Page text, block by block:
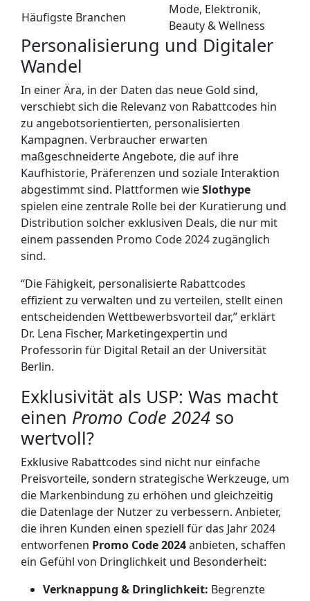
Häufigste Branchen
Mode, Elektronik,
Beauty & Wellness
Personalisierung und Digitaler
Wandel
In einer Ära, in der Daten das neue Gold sind,
verschiebt sich die Relevanz von Rabattcodes hin
zu angebotsorientierten, personalisierten
Kampagnen. Verbraucher erwarten
maßgeschneiderte Angebote, die auf ihre
Kaufhistorie, Präferenzen und soziale Interaktion
abgestimmt sind. Plattformen wieSlothype
spielen eine zentrale Rolle bei der Kuratierung und
Distribution solcher exklusiven Deals, die nur mit
einem passenden Promo Code 2024 zugänglich
sind.
“Die Fähigkeit, personalisierte Rabattcodes
effizient zu verwalten und zu verteilen, stellt einen
entscheidenden Wettbewerbsvorteil dar,” erklärt
Dr. Lena Fischer, Marketingexpertin und
Professorin für Digital Retail an der Universität
Berlin.
Exklusivität als USP: Was macht
einen Promo Code 2024 so
wertvoll?
Exklusive Rabattcodes sind nicht nur einfache
Preisvorteile, sondern strategische Werkzeuge, um
die Markenbindung zu erhöhen und gleichzeitig
die Datenlage der Nutzer zu verbessern. Anbieter,
die ihren Kunden einen speziell für das Jahr 2024
entworfenen Promo Code 2024anbieten, schaffen
ein Gefühl von Dringlichkeit und Besonderheit:
Verknappung & Dringlichkeit: Begrenzte